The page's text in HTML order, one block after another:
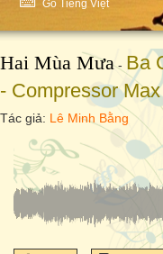
Gõ Tiếng Việt
Hai Mùa Mưa- Ba
- Compressor Max
Tác giả: Lê Minh Bằng